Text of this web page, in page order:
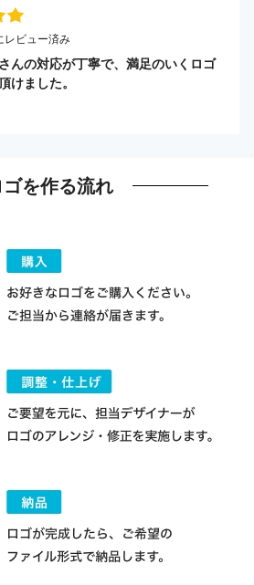
ビュー済み
んの対応が丁寧で、満足のいくロゴ
けました。
ゴを作る流れ